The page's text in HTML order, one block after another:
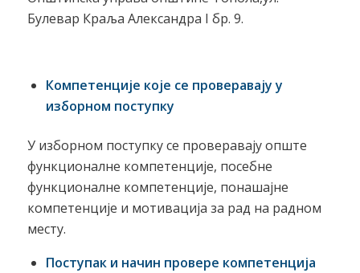
Булевар Краља Александра I бр. 9.
Компетенције које се проверавају у
изборном поступку
У изборном поступку се проверавају опште
функционалне компетенције, посебне
функционалне компетенције, понашајне
компетенције и мотивација за рад на радном
месту.
Поступак и начин провере компетенција